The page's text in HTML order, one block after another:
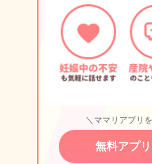
＼ママリアプリ
無料アプ